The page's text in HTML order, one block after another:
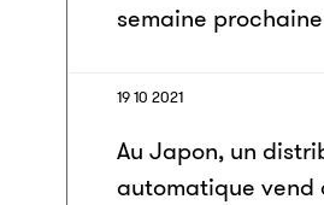
semaine prochaine
19 10 2021
Au Japon, un
automatique vend